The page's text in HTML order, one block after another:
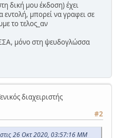
δική μου έκδοση) έχει
εντολή, μπορεί να γραφει σε
το τελος_αν
μόνο στη ψευδογλώσσα
διαχειριστής
#2
26 Οκτ 2020, 03:57:16 ΜΜ